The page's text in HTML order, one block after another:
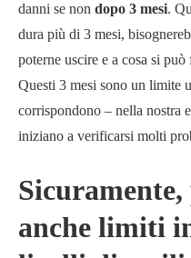
danni se non dopo 3 mesi.
dura più di 3 mesi,
poterne uscire e a cosa si
Questi 3 mesi sono un limite
corrispondono – nella nostra
iniziano a verificarsi molti
Sicuramente,
anche limiti